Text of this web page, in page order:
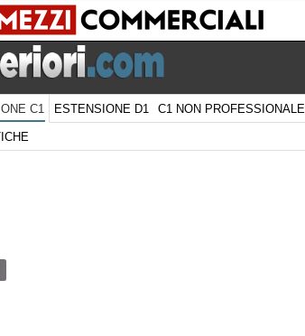
C1 ESTENSIONE D1 C1 NON PROFESSIONALE